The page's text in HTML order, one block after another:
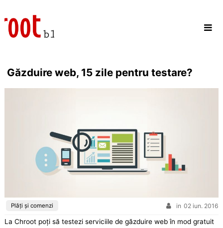
Skip
content
Găzduire web, 15 zile pentru testare?
Plăți și comenzi in 02 iun. 2016
La Chroot poți să testezi serviciile de găzduire web în mod gratuit